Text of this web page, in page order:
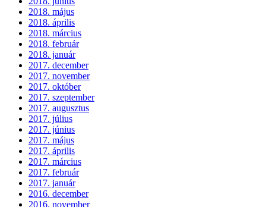
2018. május
2018. április
2018. március
2018. február
2018. január
2017. december
2017. november
2017. október
2017. szeptember
2017. augusztus
2017. július
2017. június
2017. május
2017. április
2017. március
2017. február
2017. január
2016. december
2016. november